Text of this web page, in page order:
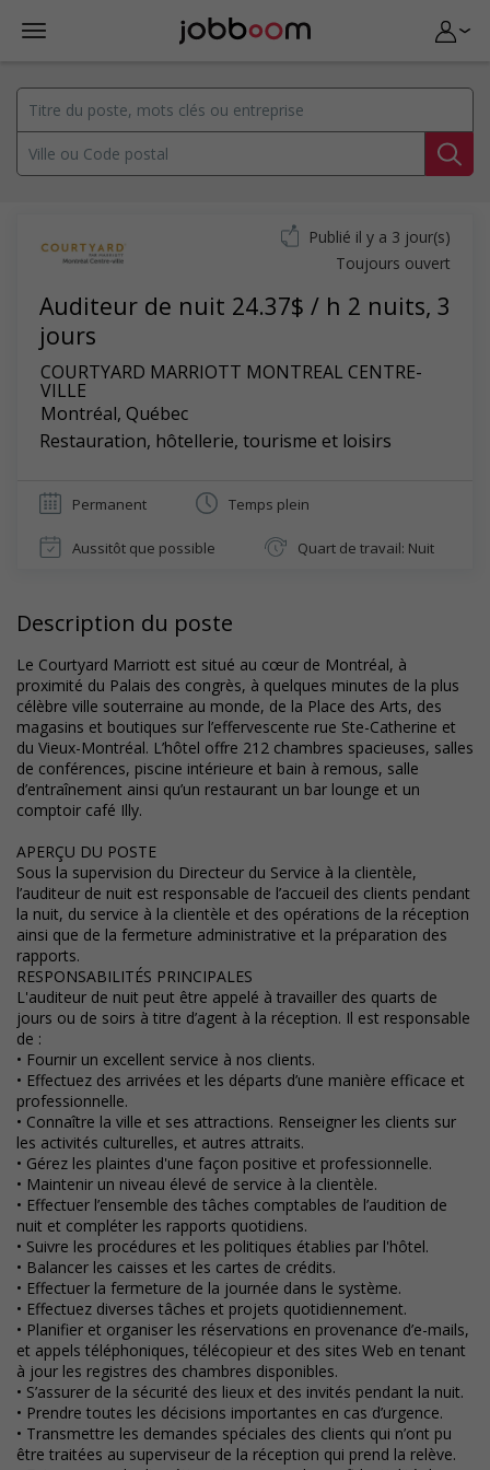
Auditeur de nuit 24.37$ / h 2 nuits, 3
jours
COURTYARD MARRIOTT MONTREAL CENTRE-
VILLE
Montréal, Québec
Restauration, hôtellerie, tourisme et loisirs
Publié il y a 3 jour(s)
Toujours ouvert
Permanent Temps plein
Aussitôt que possible Quart de travail: Nuit
Description du poste
Le Courtyard Marriott est situé au cœur de Montréal, à
proximité du Palais des congrès, à quelques minutes de la plus
célèbre ville souterraine au monde, de la Place des Arts, des
magasins et boutiques sur l’effervescente rue Ste-Catherine et
du Vieux-Montréal. L’hôtel offre 212 chambres spacieuses, salles
de conférences, piscine intérieure et bain à remous, salle
d’entraînement ainsi qu’un restaurant un bar lounge et un
comptoir café Illy.
APERÇU DU POSTE
Sous la supervision du Directeur du Service à la clientèle,
l’auditeur de nuit est responsable de l’accueil des clients pendant
la nuit, du service à la clientèle et des opérations de la réception
ainsi que de la fermeture administrative et la préparation des
rapports.
RESPONSABILITÉS PRINCIPALES
L'auditeur de nuit peut être appelé à travailler des quarts de
jours ou de soirs à titre d’agent à la réception. Il est responsable
de :
• Fournir un excellent service à nos clients.
• Effectuez des arrivées et les départs d’une manière efficace et
professionnelle.
• Connaître la ville et ses attractions. Renseigner les clients sur
les activités culturelles, et autres attraits.
• Gérez les plaintes d'une façon positive et professionnelle.
• Maintenir un niveau élevé de service à la clientèle.
• Effectuer l’ensemble des tâches comptables de l’audition de
nuit et compléter les rapports quotidiens.
• Suivre les procédures et les politiques établies par l'hôtel.
• Balancer les caisses et les cartes de crédits.
• Effectuer la fermeture de la journée dans le système.
• Effectuez diverses tâches et projets quotidiennement.
• Planifier et organiser les réservations en provenance d’e-mails,
et appels téléphoniques, télécopieur et des sites Web en tenant
à jour les registres des chambres disponibles.
• S’assurer de la sécurité des lieux et des invités pendant la nuit.
• Prendre toutes les décisions importantes en cas d’urgence.
• Transmettre les demandes spéciales des clients qui n’ont pu
être traitées au superviseur de la réception qui prend la relève.